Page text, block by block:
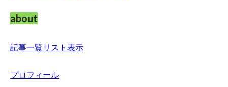
about
記事一覧リスト表示
プロフィール